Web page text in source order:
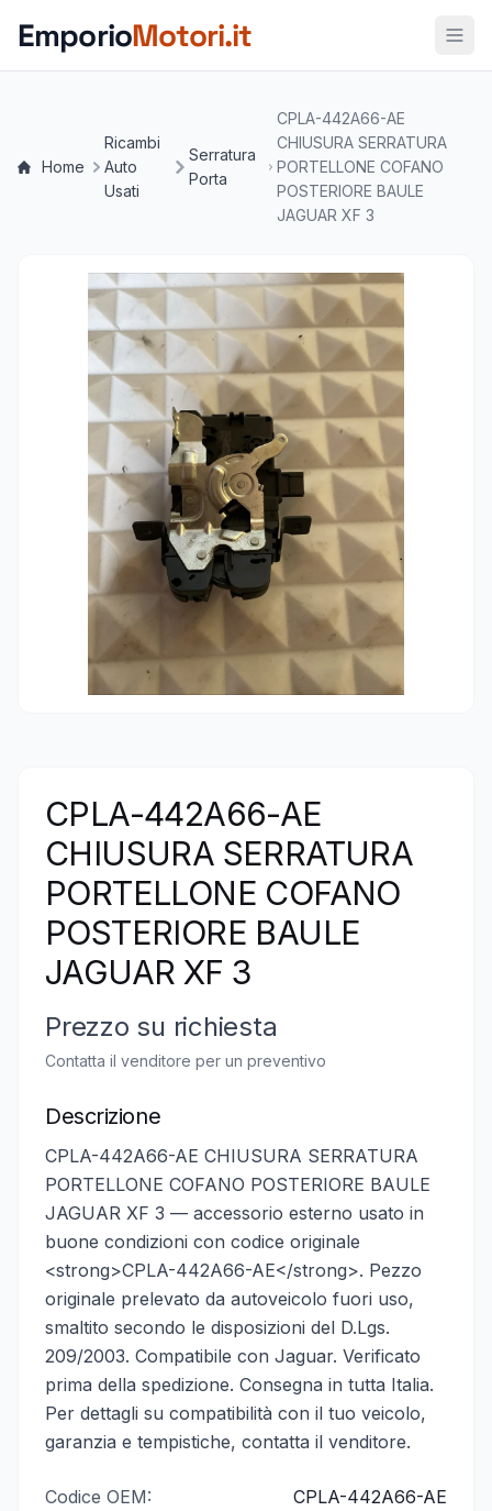
EmporioMotori.it
Home
Ricambi
Auto
Usati
Serratura
Porta
CPLA-442A66-AE
CHIUSURA SERRATURA
PORTELLONE COFANO
POSTERIORE BAULE
JAGUAR XF 3
CPLA-442A66-AE
CHIUSURA SERRATURA
PORTELLONE COFANO
POSTERIORE BAULE
JAGUAR XF 3
Prezzo su richiesta
Contatta il venditore per un preventivo
Descrizione
CPLA-442A66-AE CHIUSURA SERRATURA
PORTELLONE COFANO POSTERIORE BAULE
JAGUAR XF 3 — accessorio esterno usato in
buone condizioni con codice originale
<strong>CPLA-442A66-AE</strong>. Pezzo
originale prelevato da autoveicolo fuori uso,
smaltito secondo le disposizioni del D.Lgs.
209/2003. Compatibile con Jaguar. Verificato
prima della spedizione. Consegna in tutta Italia.
Per dettagli su compatibilità con il tuo veicolo,
garanzia e tempistiche, contatta il venditore.
Codice OEM:
CPLA-442A66-AE